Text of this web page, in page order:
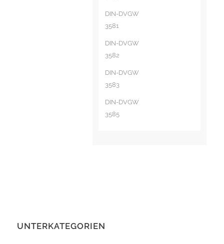
DIN-DVGW
3581
DIN-DVGW
3582
DIN-DVGW
3583
DIN-DVGW
3585
UNTERKATEGORIEN